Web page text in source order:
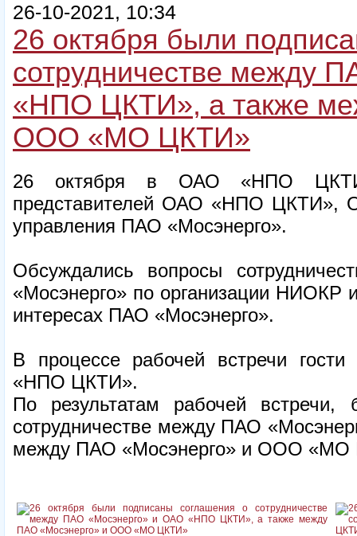
26-10-2021, 10:34
26 октября были
сотрудничестве между
«НПО ЦКТИ», а также
ООО «МО ЦКТИ»
26 октября в ОАО «НПО
представителей ОАО «НПО
управления ПАО «Мосэнерго».
Обсуждались вопросы
«Мосэнерго» по организации НИОКР
интересах ПАО «Мосэнерго».
В процессе рабочей встречи
«НПО ЦКТИ».
По результатам рабочей
сотрудничестве между ПАО
между ПАО «Мосэнерго» и ООО «МО